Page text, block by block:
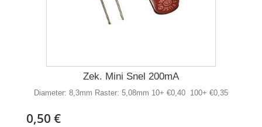
Zek. Mini Snel 200mA
Diameter: 8,3mm Raster: 5,08mm 10+ €0,40 100+ €0,35
0,50 €